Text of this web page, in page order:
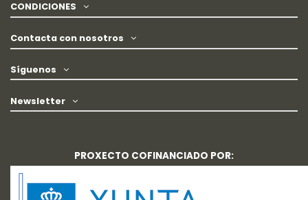
CONDICIONES
Contacta con nosotros
Síguenos
Newsletter
PROXECTO COFINANCIADO POR: